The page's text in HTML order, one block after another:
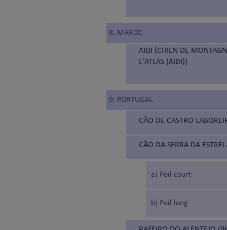
8. MAROC
AÏDI (CHIEN DE
L'ATLAS (AÏDI))
9. PORTUGAL
CÃO DE CASTRO
CÃO DA SERRA DA
a) Poil court
b) Poil long